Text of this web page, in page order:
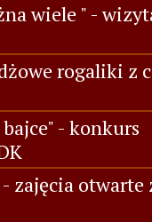
wiele " -
rogaliki z
- konkurs
zajęcia otwarte